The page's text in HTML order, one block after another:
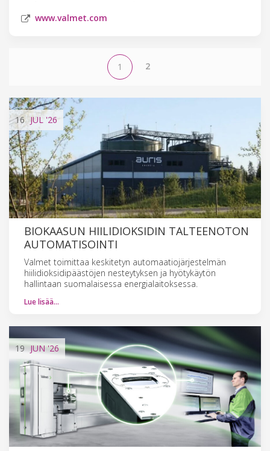
www.valmet.com
1 2
16 JUL '26
BIOKAASUN HIILIDIOKSIDIN TALTEENOTON
AUTOMATISOINTI
Valmet toimittaa keskitetyn automaatiojärjestelmän
hiilidioksidipäästöjen nesteytyksen ja hyötykäytön
hallintaan suomalaisessa energialaitoksessa.
Lue lisää…
19 JUN'26